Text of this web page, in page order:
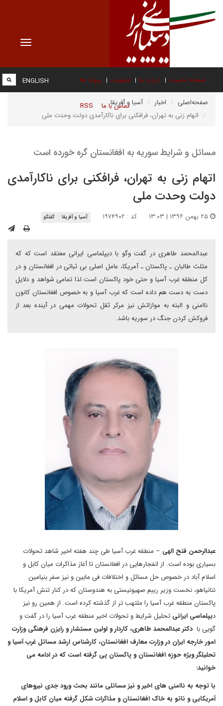
Toggle
صفحه نخست درباره ما عضویت پیوند ها
تماس با ما RSS
ENGLISH
صفحه‌اصلی اخبار
آسیا و آفریقا
اتهام زنی به تهران، فرافکنی برای ناکارآمدی دولت وحدت ملی
مسائل و شرایط سوریه به افغانستان گره خورده است
اتهام زنی به تهران، فرافکنی برای ناکارآمدی
دولت وحدت ملی
کد : ۱۹۷۴۹۰۲ آسیا و آفریقا گفتگو
عبدالمحمد طاهری در گفت وگو با دیپلماسی ایرانی معتقد است که که
مثلث طالبان ـ پاکستان ـ آمریکا، عامل اصلی بی ثباتی در افغانستان و در
کل منطقه غرب آسیا و حتی خود پاکستان است.لذا تمامی شواهد و دلایل
دست به دست هم داده است که غرب آسیا و به خصوص افغانستان کانون
ناامنی و البته به موازاتش نیز مرکر ثقل تحولات مهمی در آینده بعد از
فروکش کردن جنگ در سوریه باشد.
عبدالرحمن فتح الهی – منطقه غرب آسیا طی چند هفته اخیر شاهد تحولات
بسیاری بوده است. از انفجارهایی در افغانستان تا آغاز مذاکرات میان کابل و
اسلام آباد در خصوص حل مسائل و اختلافات فی مابین و نیز سفر بنیامین
نتانیاهو، نخست وزیر رییم صهیونیستی به هندوستان که در کنار تنش آمریکا با
پاکستان منطقه غرب آسیا را ملتهب تر از گذشته کرده است. از همین رو نیز
دیپلماسی ایرانی تحلیل شرایط و تحولات اخیر منطقه غرب آسیا را در گفت و
گویی با دکتر عبدالمحمد طاهری، کاردار و اولین مستشار و رایزن فرهنگی وزارت
امور خارجه ایران در وزارت معارف افغانستان، کارشناس ارشد مسائل غرب آسیا و
تحلیلگر ویژه حوزه افغانستان و پاکستان پی گرفته است که در ادامه می
خوانید:
با توجه به ناامنی های اخیر و نیز مسائلی مانند بحث ورود جدی نیروهای
آمریکایی و ناتو به خاک افغانستان و مذاکرات شکل گرفته میان کابل و اسلام